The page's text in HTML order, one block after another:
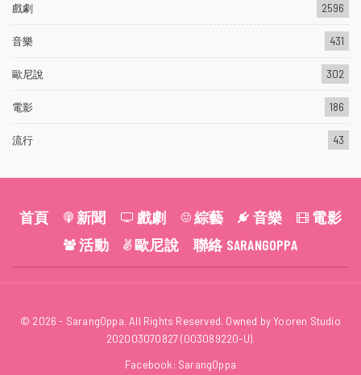
戲劇 2596
音樂 431
歐尼說 302
電影 186
流行 43
首頁 新聞 戲劇 綜藝 音樂
電影
活動
歐尼說 聯絡 SARANGOPPA
© 2026 - SarangOppa. All Rights Reserved. Owned by Yooren Studio
202003070827 (003089220-U).
Facebook: SarangOppa